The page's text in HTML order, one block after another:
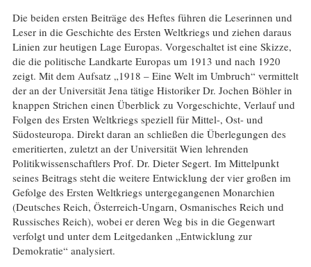
Die beiden ersten Beiträge des Heftes führen die Leserinnen und
Leser in die Geschichte des Ersten Weltkriegs und ziehen daraus
Linien zur heutigen Lage Europas. Vorgeschaltet ist eine Skizze,
die die politische Landkarte Europas um 1913 und nach 1920
zeigt. Mit dem Aufsatz „1918 – Eine Welt im Umbruch“ vermittelt
der an der Universität Jena tätige Historiker Dr. Jochen Böhler in
knappen Strichen einen Überblick zu Vorgeschichte, Verlauf und
Folgen des Ersten Weltkriegs speziell für Mittel-, Ost- und
Südosteuropa. Direkt daran an schließen die Überlegungen des
emeritierten, zuletzt an der Universität Wien lehrenden
Politikwissenschaftlers Prof. Dr. Dieter Segert. Im Mittelpunkt
seines Beitrags steht die weitere Entwicklung der vier großen im
Gefolge des Ersten Weltkriegs untergegangenen Monarchien
(Deutsches Reich, Österreich-Ungarn, Osmanisches Reich und
Russisches Reich), wobei er deren Weg bis in die Gegenwart
verfolgt und unter dem Leitgedanken „Entwicklung zur
Demokratie“ analysiert.